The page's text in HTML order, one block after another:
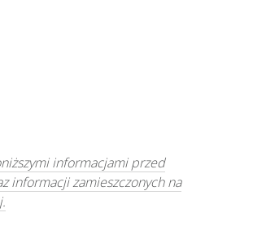
informacjami przed
informacji zamieszczonych na